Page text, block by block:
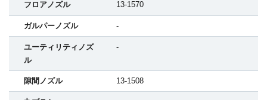
フロアノズル 13-1570
ガルパーノズル -
ユーティリティノズ
ル
-
隙間ノズル 13-1508